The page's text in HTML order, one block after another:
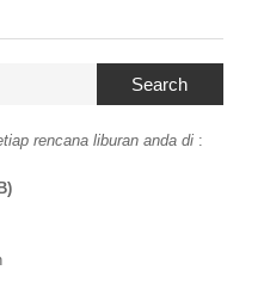
Search
rencana liburan anda di :